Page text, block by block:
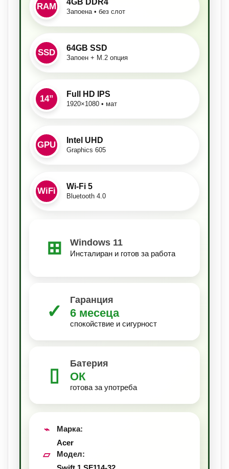
RAM 4GB DDR4
Запоена • без слот
SSD 64GB SSD
Запоен + M.2 опция
14” Full HD IPS
1920×1080 • мат
GPU Intel UHD
Graphics 605
WiFi Wi-Fi 5
Bluetooth 4.0
⊞ Windows 11
Инсталиран и готов за работа
✓
Гаранция
6 месеца
спокойствие и сигурност
▯
Батерия
ОК
готова за употреба
⌁
Марка:
Acer
▱
Модел: